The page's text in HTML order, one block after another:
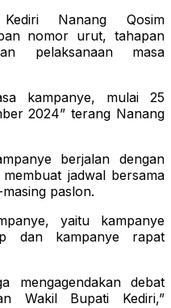
Nanang Qosim
nomor urut, tahapan
pelaksanaan masa
kampanye, mulai 25
2024” terang Nanang
berjalan dengan
jadwal bersama
paslon.
yaitu kampanye
dan kampanye rapat
mengagendakan debat
Wakil Bupati Kediri,”